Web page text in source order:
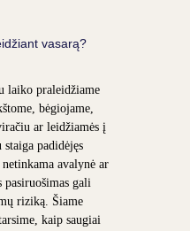
vasarą?
laiko praleidžiame
bėgiojame,
ar leidžiamės į
padidėjęs
avalynė ar
pasiruošimas gali
riziką. Šiame
kaip saugiai